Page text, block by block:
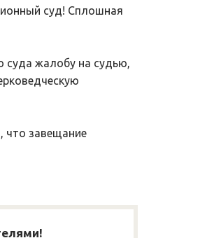
суд! Сплошная
суда жалобу на судью,
что завещание